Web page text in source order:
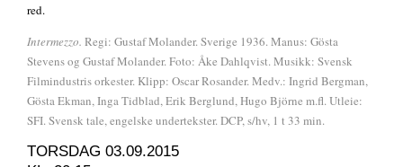
red.
Intermezzo. Regi: Gustaf Molander. Sverige 1936. Manus: Gösta
Stevens og Gustaf Molander. Foto: Åke Dahlqvist. Musikk: Svensk
Filmindustris orkester. Klipp: Oscar Rosander. Medv.: Ingrid Bergman,
Gösta Ekman, Inga Tidblad, Erik Berglund, Hugo Björne m.fl. Utleie:
SFI. Svensk tale, engelske undertekster. DCP, s/hv, 1 t 33 min.
TORSDAG 03.09.2015